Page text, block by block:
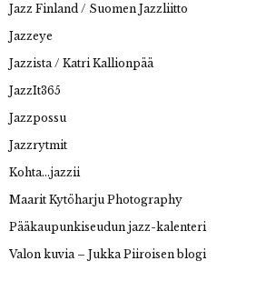
Jazz Finland / Suomen Jazzliitto
Jazzeye
Jazzista / Katri Kallionpää
JazzIt365
Jazzpossu
Jazzrytmit
Kohta…jazzii
Maarit Kytöharju Photography
Pääkaupunkiseudun jazz-kalenteri
Valon kuvia – Jukka Piiroisen blogi